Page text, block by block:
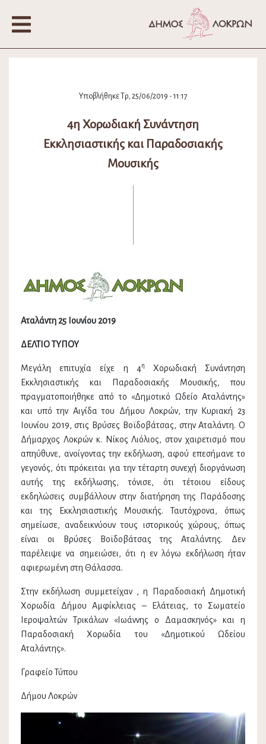
Υποβλήθηκε Τρ, 25/06/2019 - 11:17
4η Χορωδιακή Συνάντηση
Εκκλησιαστικής και Παραδοσιακής
Μουσικής
Αταλάντη 25 Ιουνίου 2019
ΔΕΛΤΙΟ ΤΥΠΟΥ
Μεγάλη επιτυχία είχε η 4η
Χορωδιακή Συνάντηση
Εκκλησιαστικής και Παραδοσιακής Μουσικής, που
πραγματοποιήθηκε από το «Δημοτικό Ωδείο Αταλάντης»
και υπό την Αιγίδα του Δήμου Λοκρών, την Κυριακή 23
Ιουνίου 2019, στις Βρύσες Βοϊδοβάτσας, στην Αταλάντη. Ο
Δήμαρχος Λοκρών κ. Νίκος Λιόλιος, στον χαιρετισμό που
απηύθυνε, ανοίγοντας την εκδήλωση, αφού επεσήμανε το
γεγονός, ότι πρόκειται για την τέταρτη συνεχή διοργάνωση
αυτής της εκδήλωσης, τόνισε, ότι τέτοιου είδους
εκδηλώσεις συμβάλλουν στην διατήρηση της Παράδοσης
και της Εκκλησιαστικής Μουσικής. Ταυτόχρονα, όπως
σημείωσε, αναδεικνύουν τους ιστορικούς χώρους, όπως
είναι οι Βρύσες Βοϊδοβάτσας της Αταλάντης. Δεν
παρέλειψε να σημειώσει, ότι η εν λόγω εκδήλωση ήταν
αφιερωμένη στη Θάλασσα.
Στην εκδήλωση συμμετείχαν , η Παραδοσιακή Δημοτική
Χορωδία Δήμου Αμφίκλειας – Ελάτειας, το Σωματείο
Ιεροψαλτών Τρικάλων «Ιωάννης ο Δαμασκηνός» και η
Παραδοσιακή Χορωδία του «Δημοτικού Ωδείου
Αταλάντης».
Γραφείο Τύπου
Δήμου Λοκρών